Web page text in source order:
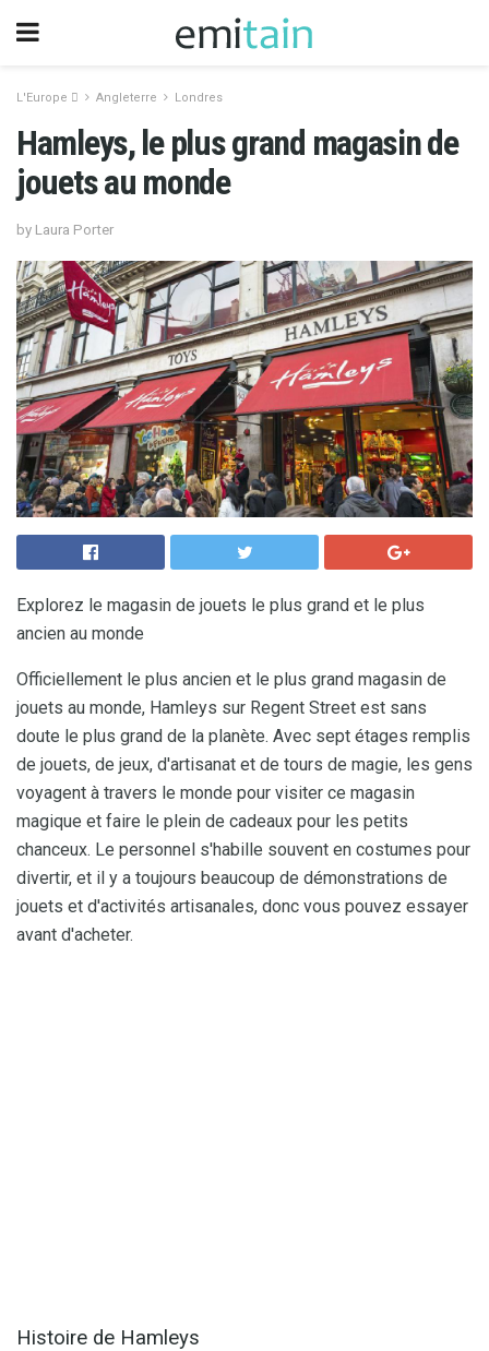
L'Europe  Angleterre Londres
Hamleys, le plus grand magasin de
jouets au monde
by Laura Porter
Explorez le magasin de jouets le plus grand et le plus
ancien au monde
Officiellement le plus ancien et le plus grand magasin de
jouets au monde, Hamleys sur Regent Street est sans
doute le plus grand de la planète. Avec sept étages remplis
de jouets, de jeux, d'artisanat et de tours de magie, les gens
voyagent à travers le monde pour visiter ce magasin
magique et faire le plein de cadeaux pour les petits
chanceux. Le personnel s'habille souvent en costumes pour
divertir, et il y a toujours beaucoup de démonstrations de
jouets et d'activités artisanales, donc vous pouvez essayer
avant d'acheter.
Histoire de Hamleys